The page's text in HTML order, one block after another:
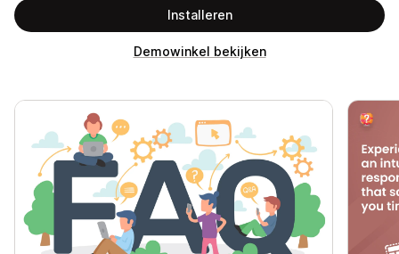
Installeren
Demowinkel bekijken